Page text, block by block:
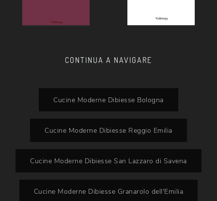
CONTINUA A NAVIGARE
Cucine Moderne Dibiesse Bologna
Cucine Moderne Dibiesse Reggio Emilia
Cucine Moderne Dibiesse San Lazzaro di Savena
Cucine Moderne Dibiesse Granarolo dell'Emilia